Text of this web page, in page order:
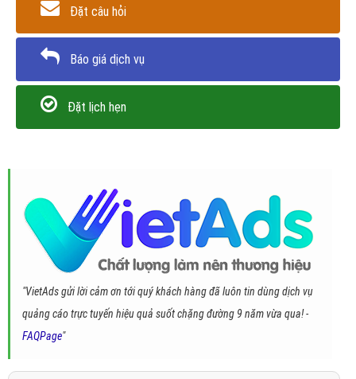
Đặt câu hỏi
Báo giá dịch vụ
Đặt lịch hẹn
"VietAds gửi lời cảm ơn tới quý khách hàng đã luôn tin dùng dịch vụ
quảng cáo trực tuyến hiệu quả suốt chặng đường 9 năm vừa qua! -
FAQPage"